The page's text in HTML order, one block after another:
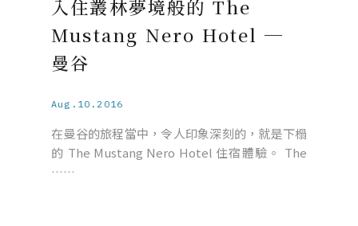
入住叢林夢境般的 The
Mustang Nero Hotel ─
曼谷
Aug.10.2016
在曼谷的旅程當中，令人印象深刻的，就是下榻
的 The Mustang Nero Hotel 住宿體驗。 The
……